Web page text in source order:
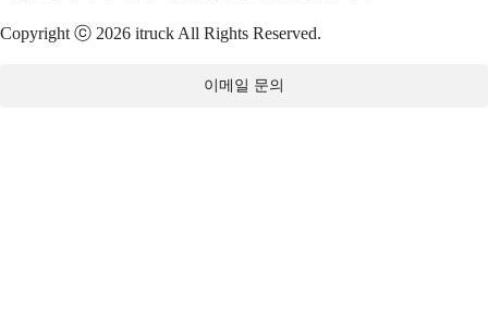
Copyright ⓒ 2026 itruck All Rights Reserved.
이메일 문의